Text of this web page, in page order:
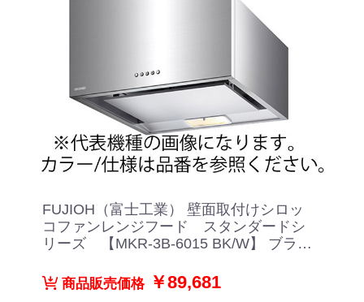
FUJIOH（富士工業） 壁面取付けシロッ
コファンレンジフード スタンダードシ
リーズ 【MKR-3B-6015 BK/W】 ブラッ
商品販売価格￥89,681